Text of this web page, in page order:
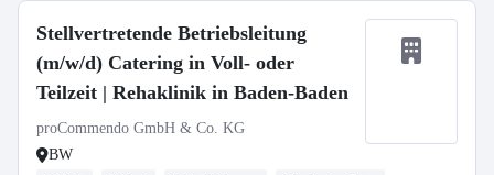
Stellvertretende Betriebsleitung
(m/w/d) Catering in Voll- oder
Teilzeit | Rehaklinik in Baden-Baden
proCommendo GmbH & Co. KG
BW